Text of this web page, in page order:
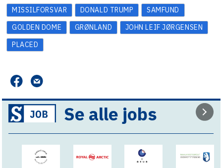
MISSILFORSVAR DONALD TRUMP
SAMFUND
GOLDEN DOME
GRØNLAND
JOHN LEIF JØRGENSEN
PLACED
Se alle jobs